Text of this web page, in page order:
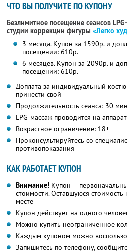
ЧТО ВЫ ПОЛУЧИТЕ ПО КУПОНУ
Безлимитное посещение сеансов
студии коррекции фигуры «Легко
3 месяца. Купон за 1590р. и
посещении: 610р.
6 месяцев. Купон за 2090р. и
посещении: 610р.
Доплата за индивидуальный
принести свой
Продолжительность сеанса: 30
LPG-массаж проводится на
Возрастное ограничение: 18+
Проконсультируйтесь со
противопоказания
КАК РАБОТАЕТ КУПОН
Внимание! Купон —
стоимости. Оставшуюся
месте
Купон действует на одного
Можно купить неограниченное
Каждым купоном можно
Запишитесь по телефону,